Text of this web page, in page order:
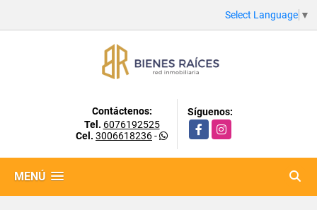
Select Language ▼
Contáctenos:
Tel. 6076192525
Cel. 3006618236-
Síguenos:
FacebookInstagram
MENÚ